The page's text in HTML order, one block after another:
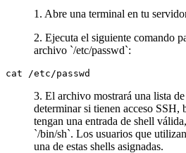
1. Abre una terminal en tu
2. Ejecuta el siguiente comando
archivo `/etc/passwd`:
cat /etc/passwd
3. El archivo mostrará una lista
determinar si tienen acceso SSH,
tengan una entrada de shell
`/bin/sh`. Los usuarios que
una de estas shells asignadas.